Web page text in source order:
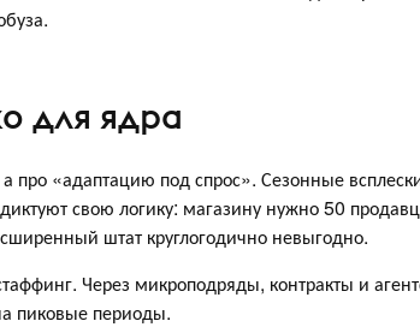
для ядра
про «адаптацию под спрос». Сезонные
свою логику: магазину нужно 50
штат круглогодично невыгодно.
Через микроподряды, контракты и
пиковые периоды.